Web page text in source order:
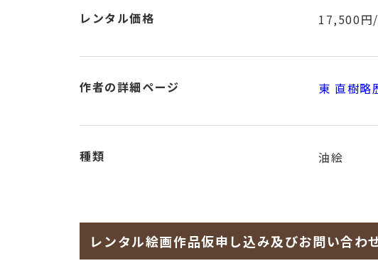
レンタル価格 17,500円
作者の詳細ページ 東 直樹略
種類 油絵
レンタル絵画作品仮申し込み及びお問い合わ